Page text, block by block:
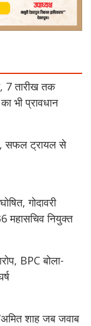
7 तारीख तक
भी प्रावधान
सफल ट्रायल से
गोदावरी
महासचिव नियुक्त
BPC बोला-
शाह जब जवाब